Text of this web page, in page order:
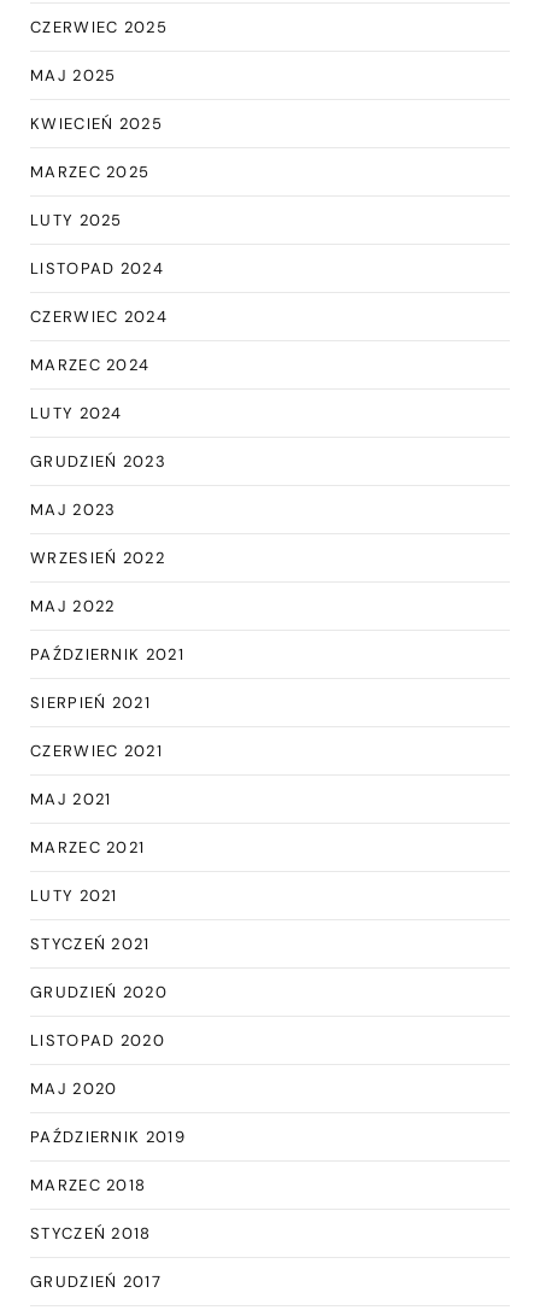
CZERWIEC 2025
MAJ 2025
KWIECIEŃ 2025
MARZEC 2025
LUTY 2025
LISTOPAD 2024
CZERWIEC 2024
MARZEC 2024
LUTY 2024
GRUDZIEŃ 2023
MAJ 2023
WRZESIEŃ 2022
MAJ 2022
PAŹDZIERNIK 2021
SIERPIEŃ 2021
CZERWIEC 2021
MAJ 2021
MARZEC 2021
LUTY 2021
STYCZEŃ 2021
GRUDZIEŃ 2020
LISTOPAD 2020
MAJ 2020
PAŹDZIERNIK 2019
MARZEC 2018
STYCZEŃ 2018
GRUDZIEŃ 2017